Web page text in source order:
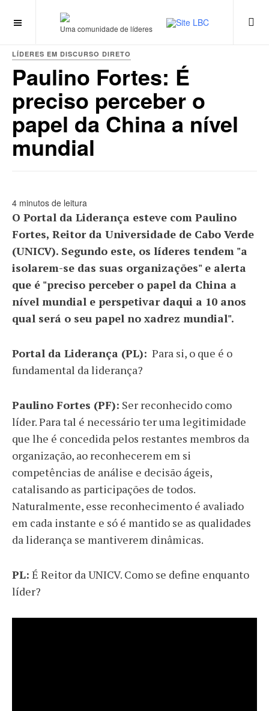
Uma comunidade de líderes
LÍDERES EM DISCURSO DIRETO
Paulino Fortes: É
preciso perceber o
papel da China a nível
mundial
4 minutos de leitura
O Portal da Liderança esteve com Paulino
Fortes, Reitor da Universidade de Cabo Verde
(UNICV). Segundo este, os líderes tendem "a
isolarem-se das suas organizações" e alerta
que é "preciso perceber o papel da China a
nível mundial e perspetivar daqui a 10 anos
qual será o seu papel no xadrez mundial".
Portal da Liderança (PL): Para si, o que é o
fundamental da liderança?
Paulino Fortes (PF): Ser reconhecido como
líder. Para tal é necessário ter uma legitimidade
que lhe é concedida pelos restantes membros da
organização, ao reconhecerem em si
competências de análise e decisão ágeis,
catalisando as participações de todos.
Naturalmente, esse reconhecimento é avaliado
em cada instante e só é mantido se as qualidades
da liderança se mantiverem dinâmicas.
PL: É Reitor da UNICV. Como se define enquanto
líder?